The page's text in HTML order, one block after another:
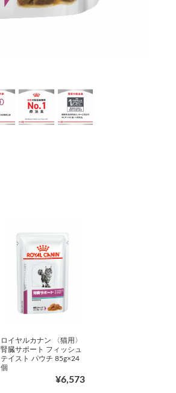
ロイヤルカナン 〈猫用〉
腎臓サポート フィッシュ
テイスト パウチ 85g×24
個
¥6,573